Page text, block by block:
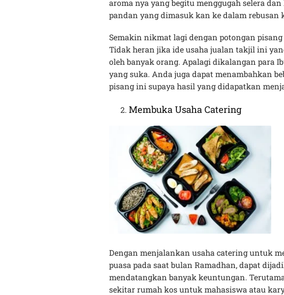
aroma nya yang begitu menggugah selera
pandan yang dimasuk kan ke dalam rebusan
Semakin nikmat lagi dengan potongan
Tidak heran jika ide usaha jualan takjil ini
oleh banyak orang. Apalagi dikalangan para
yang suka. Anda juga dapat menambahkan
pisang ini supaya hasil yang didapatkan
Membuka Usaha Catering
Dengan menjalankan usaha catering untuk
puasa pada saat bulan Ramadhan, dapat
mendatangkan banyak keuntungan.
sekitar rumah kos untuk mahasiswa atau